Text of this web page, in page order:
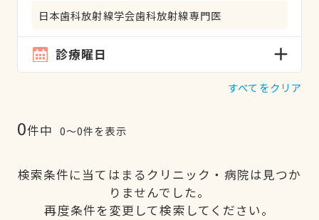
日本歯科放射線学会歯科放射線専門医
診療曜日
すべてをクリア
0件中 0〜0件を表示
検索条件に当てはまるクリニック・病院は見つか
りませんでした。
再度条件を変更して検索してください。